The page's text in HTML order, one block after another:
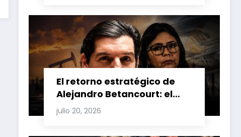
El retorno estratégico de
Alejandro Betancourt: el
bolichico que desafía la
justicia y renueva su poder
julio 20, 2026